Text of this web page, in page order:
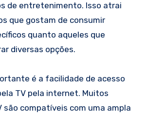
de entretenimento. Isso atrai
que gostam de consumir
quanto aqueles que
diversas opções.
é a facilidade de acesso
TV pela internet. Muitos
são compatíveis com uma ampla